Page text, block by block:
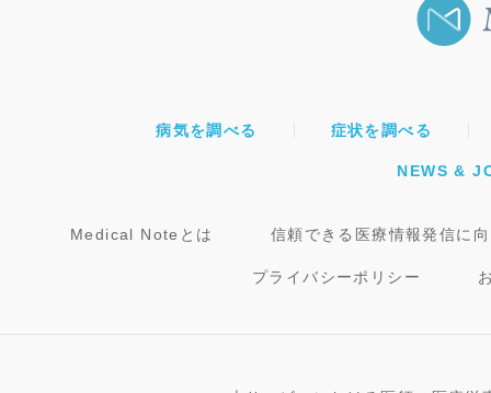
病気を調べる 症状を調べる
NEWS &
Medical Noteとは 信頼できる医療情報発信に
プライバシーポリシー